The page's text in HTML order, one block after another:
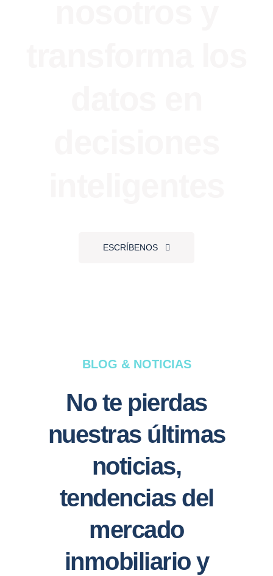
ESCRÍBENOS
BLOG & NOTICIAS
No te pierdas
nuestras últimas
noticias,
tendencias del
mercado
inmobiliario y